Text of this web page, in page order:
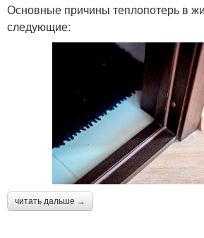
Основные причины теплопотерь в
следующие:
читать дальше →